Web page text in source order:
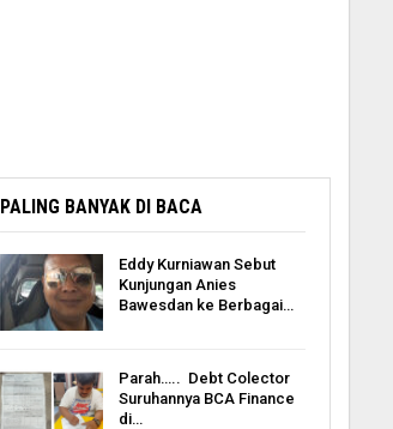
PALING BANYAK DI BACA
Eddy Kurniawan Sebut
Kunjungan Anies
Bawesdan ke Berbagai…
Parah….. Debt Colector
Suruhannya BCA Finance
di…